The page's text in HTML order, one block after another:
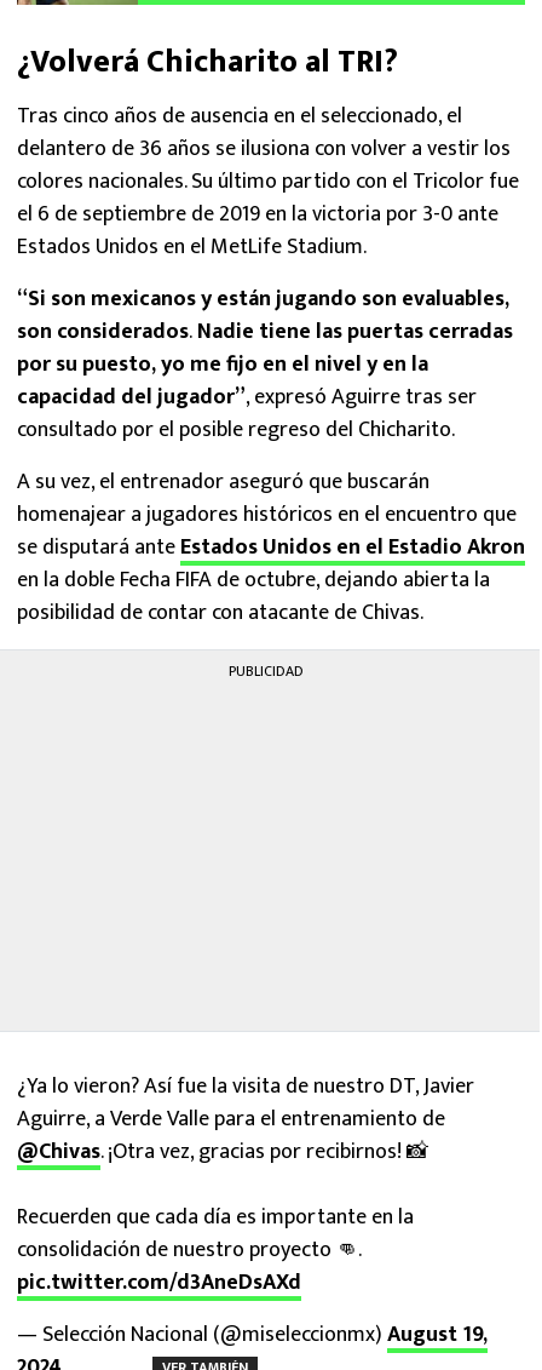
¿Volverá Chicharito al TRI?
Tras cinco años de ausencia en el seleccionado, el
delantero de 36 años se ilusiona con volver a vestir los
colores nacionales. Su último partido con el Tricolor fue
el 6 de septiembre de 2019 en la victoria por 3-0 ante
Estados Unidos en el MetLife Stadium.
“Si son mexicanos y están jugando son evaluables,
son considerados.Nadie tiene las puertas cerradas
por su puesto, yo me fijo en el nivel y en la
capacidad del jugador”, expresó Aguirre tras ser
consultado por el posible regreso del Chicharito.
A su vez, el entrenador aseguró que buscarán
homenajear a jugadores históricos en el encuentro que
se disputará anteEstados Unidos en el Estadio Akron
en la doble Fecha FIFA de octubre, dejando abierta la
posibilidad de contar con atacante de Chivas.
PUBLICIDAD
¿Ya lo vieron? Así fue la visita de nuestro DT, Javier
Aguirre, a Verde Valle para el entrenamiento de
@Chivas. ¡Otra vez, gracias por recibirnos! 📸
Recuerden que cada día es importante en la
consolidación de nuestro proyecto 👊.
pic.twitter.com/d3AneDsAXd
— Selección Nacional (@miseleccionmx)August 19,